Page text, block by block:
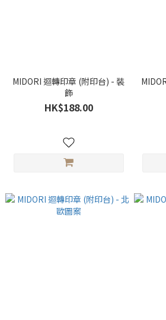
MIDORI 迴轉印章 (附印台) - 裝
飾
HK$188.00